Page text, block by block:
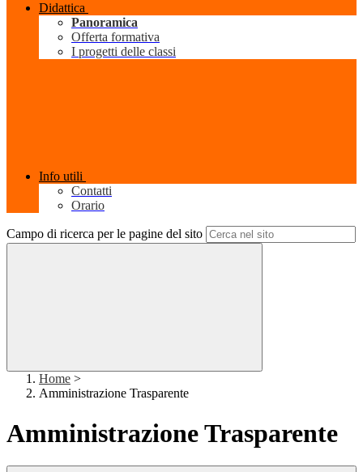
Didattica
Panoramica
Offerta formativa
I progetti delle classi
Info utili
Contatti
Orario
Campo di ricerca per le pagine del sito
Home >
Amministrazione Trasparente
Amministrazione Trasparente